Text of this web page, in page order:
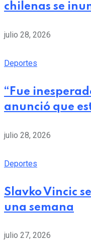
chilenas se
julio 28, 2026
Deportes
“Fue
anunció que
julio 28, 2026
Deportes
Slavko Vincic
una semana
julio 27, 2026